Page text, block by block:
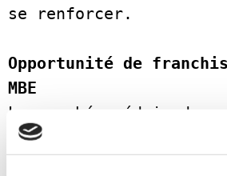
se renforcer.
Opportunité de
MBE
Le marché suédois du
électronique est